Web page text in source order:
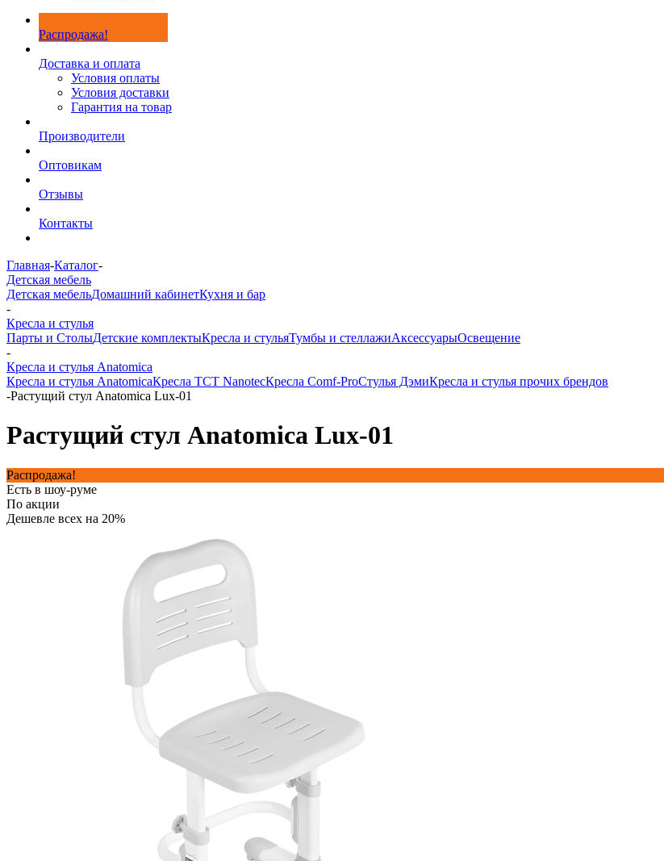
Распродажа!
Доставка и оплата
Условия оплаты
Условия доставки
Гарантия на товар
Производители
Оптовикам
Отзывы
Контакты
Главная-Каталог-
Детская мебель
Детская мебельДомашний кабинетКухня и бар
-
Кресла и стулья
Парты и СтолыДетские комплектыКресла и стульяТумбы и стеллажиАксессуарыОсвещение
-
Кресла и стулья Anatomica
Кресла и стулья AnatomicaКресла TCT NanotecКресла Comf-ProСтулья ДэмиКресла и стулья прочих брендов
-Растущий стул Anatomica Lux-01
Растущий стул Anatomica Lux-01
Распродажа!
Есть в шоу-руме
По акции
Дешевле всех на 20%